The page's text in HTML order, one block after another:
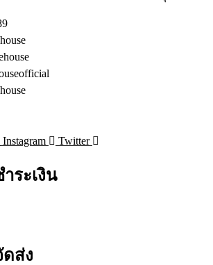
Instagram Twitter
ระเงิน
ดส่ง